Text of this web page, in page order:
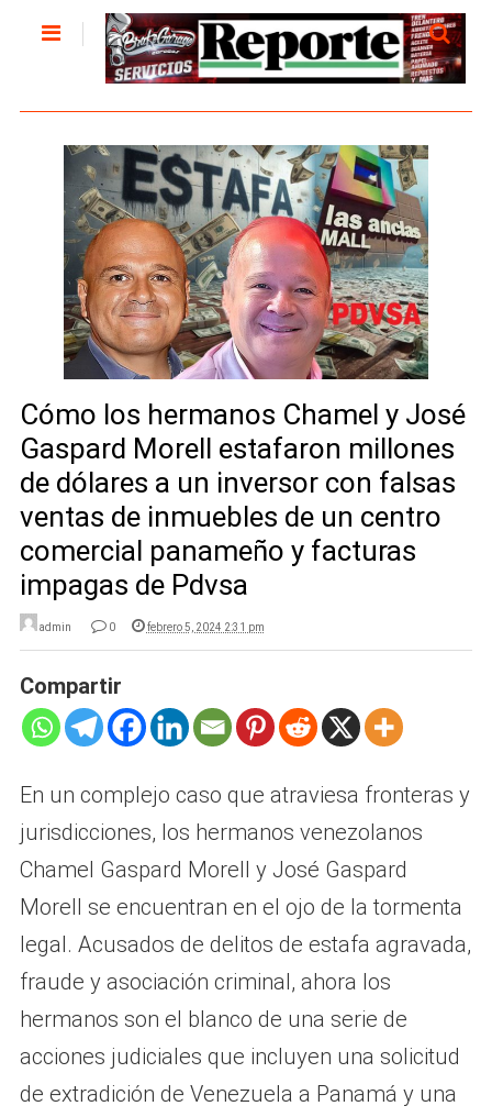
Cómo los hermanos Chamel y José
Gaspard Morell estafaron millones
de dólares a un inversor con falsas
ventas de inmuebles de un centro
comercial panameño y facturas
impagas de Pdvsa
admin 0 febrero 5, 2024 2:31 pm
Compartir
En un complejo caso que atraviesa fronteras y
jurisdicciones, los hermanos venezolanos
Chamel Gaspard Morell y José Gaspard
Morell se encuentran en el ojo de la tormenta
legal. Acusados de delitos de estafa agravada,
fraude y asociación criminal, ahora los
hermanos son el blanco de una serie de
acciones judiciales que incluyen una solicitud
de extradición de Venezuela a Panamá y una